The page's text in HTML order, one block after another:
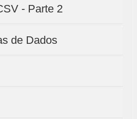
- Parte 2
de Dados